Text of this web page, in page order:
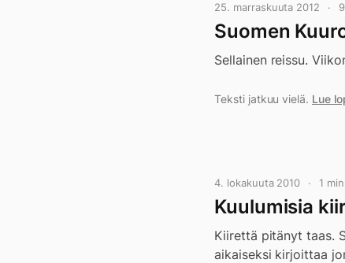
25. marraskuuta 2012
Suomen
Sellainen reissu.
Teksti jatkuu vielä. Lue
4. lokakuuta 2010 1
Kuulumisia
Kiirettä pitänyt taas.
aikaiseksi kirjoittaa